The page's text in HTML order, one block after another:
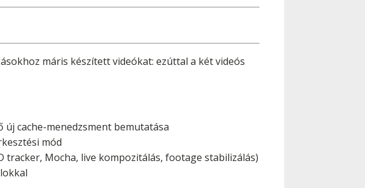
máris készített videókat: ezúttal a két videós
cache-menedzsment bemutatása
mód
tracker, Mocha, live kompozitálás, footage stabilizálás)